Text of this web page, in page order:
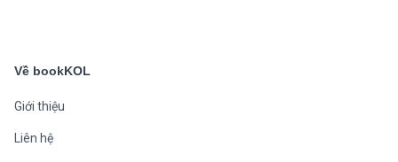
Về bookKOL
Giới thiệu
Liên hệ